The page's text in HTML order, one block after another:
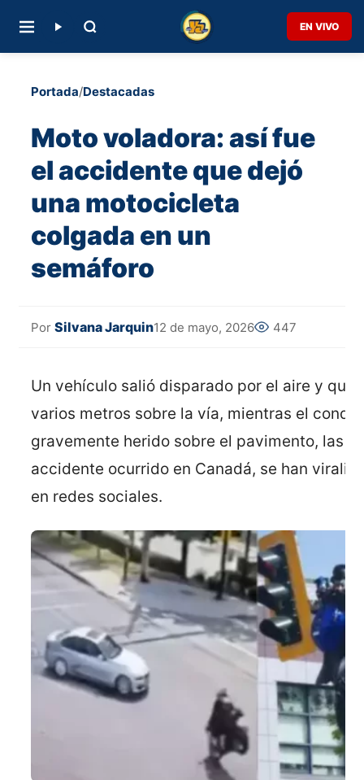
EN VIVO
Portada/Destacadas
Moto voladora: así fue
el accidente que dejó
una motocicleta
colgada en un
semáforo
Por Silvana Jarquin12 de mayo, 2026 447
Un vehículo salió disparado por el aire y
varios metros sobre la vía, mientras el
gravemente herido sobre el pavimento, las
accidente ocurrido en Canadá, se han
en redes sociales.